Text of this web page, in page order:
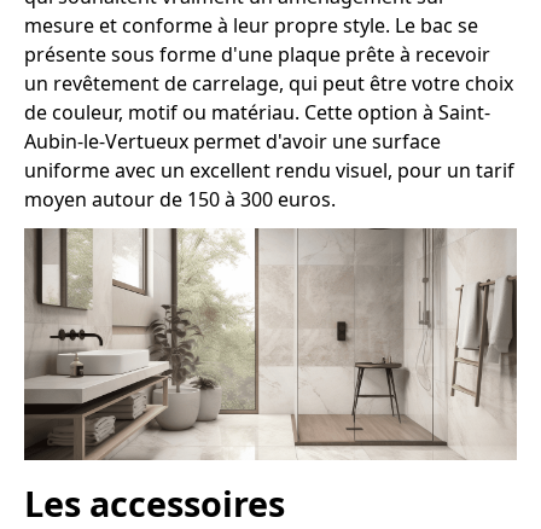
mesure et conforme à leur propre style. Le bac se
présente sous forme d'une plaque prête à recevoir
un revêtement de carrelage, qui peut être votre choix
de couleur, motif ou matériau. Cette option à Saint-
Aubin-le-Vertueux permet d'avoir une surface
uniforme avec un excellent rendu visuel, pour un tarif
moyen autour de 150 à 300 euros.
Les accessoires